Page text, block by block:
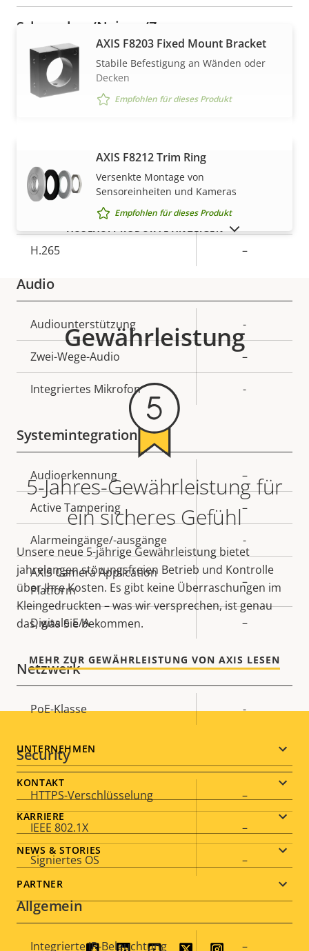
Schwenken/Neigen/Zoomen
Eigentumsbeschreibung Eigentumswert
Digitales Schwenken/Neigen –
Digitaler Zoom
Eigentumsbeschreibung Eigentumswert
Zipstream
H.265 –
Audio
Eigentumsbeschreibung Eigentumswert
Audiounterstützung -
Zwei-Wege-Audio –
Integriertes Mikrofon -
Systemintegration
Eigentumsbeschreibung Eigentumswert
Audioerkennung –
Active Tampering –
Alarmeingänge/-ausgänge -
AXIS Camera Application
Platform
–
Digitale E/A –
Netzwerk
Eigentumsbeschreibung Eigentumswert
PoE-Klasse -
Security
Eigentumsbeschreibung Eigentumswert
HTTPS-Verschlüsselung –
IEEE 802.1X –
Signiertes OS –
Allgemein
Eigentumsbeschreibung Eigentumswert
Integrierte IR-Beleuchtung –
MEHR ANZEIGEN
AXIS F8203 Fixed Mount Bracket
Stabile Befestigung an Wänden oder
Decken
Empfohlen für dieses Produkt
AXIS F8212 Trim Ring
Versenkte Montage von
Sensoreinheiten und Kameras
Empfohlen für dieses Produkt
AUSLAUFPRODUKTE ANZEIGEN
Gewährleistung
5-Jahres-Gewährleistung für
ein sicheres Gefühl
Unsere neue 5-jährige Gewährleistung bietet
jahrelangen störungsfreien Betrieb und Kontrolle
über Ihre Kosten. Es gibt keine Überraschungen im
Kleingedruckten – was wir versprechen, ist genau
das, was Sie bekommen.
MEHR ZUR GEWÄHRLEISTUNG VON AXIS LESEN
Footer
menu
UNTERNEHMEN
KONTAKT
KARRIERE
NEWS & STORIES
PARTNER